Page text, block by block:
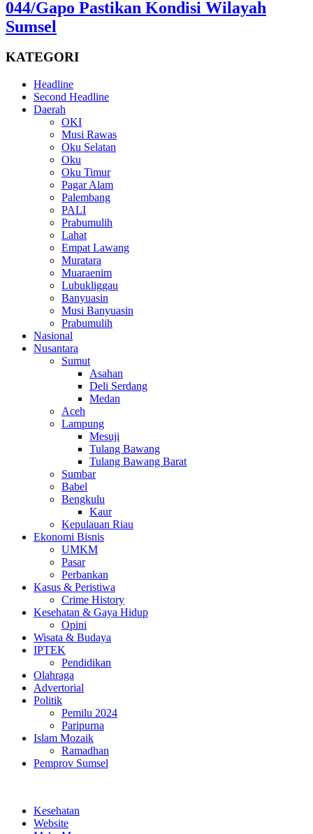
044/Gapo Pastikan Kondisi Wilayah
Sumsel
KATEGORI
Headline
Second Headline
Daerah
OKI
Musi Rawas
Oku Selatan
Oku
Oku Timur
Pagar Alam
Palembang
PALI
Prabumulih
Lahat
Empat Lawang
Muratara
Muaraenim
Lubukliggau
Banyuasin
Musi Banyuasin
Prabumulih
Nasional
Nusantara
Sumut
Asahan
Deli Serdang
Medan
Aceh
Lampung
Mesuji
Tulang Bawang
Tulang Bawang Barat
Sumbar
Babel
Bengkulu
Kaur
Kepulauan Riau
Ekonomi Bisnis
UMKM
Pasar
Perbankan
Kasus & Peristiwa
Crime History
Kesehatan & Gaya Hidup
Opini
Wisata & Budaya
IPTEK
Pendidikan
Olahraga
Advertorial
Politik
Pemilu 2024
Paripurna
Islam Mozaik
Ramadhan
Pemprov Sumsel
Kesehatan
Website